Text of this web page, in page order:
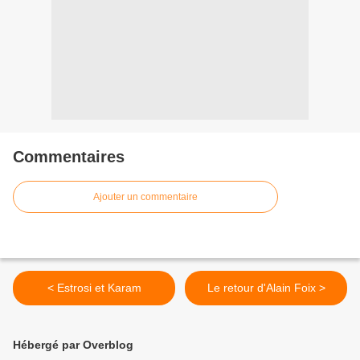
Commentaires
Ajouter un commentaire
< Estrosi et Karam Le retour d'Alain Foix >
Hébergé par Overblog